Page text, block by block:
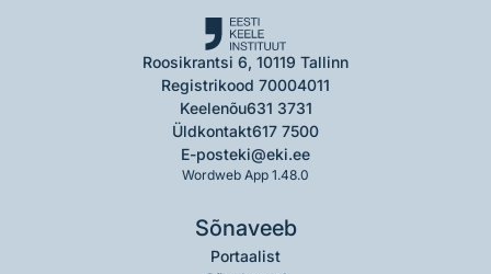
Roosikrantsi 6, 10119 Tallinn
Registrikood 70004011
Keelenõu631 3731
Üldkontakt617 7500
E-posteki@eki.ee
Wordweb App 1.48.0
Sõnaveeb
Portaalist